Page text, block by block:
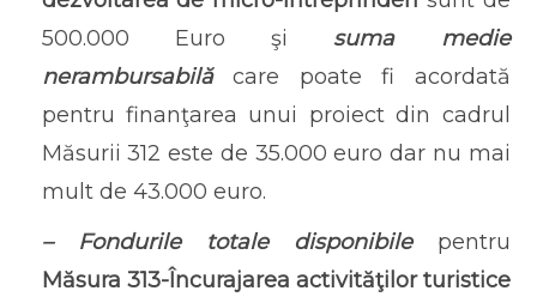
500.000 Euro şisuma medie
nerambursabilăcare poate fi acordată
pentru finanţarea unui proiect din cadrul
Măsurii 312 este de 35.000 euro dar nu mai
mult de 43.000 euro.
– Fondurile totale disponibilepentru
Măsura 313-Încurajarea activităţilor turistice